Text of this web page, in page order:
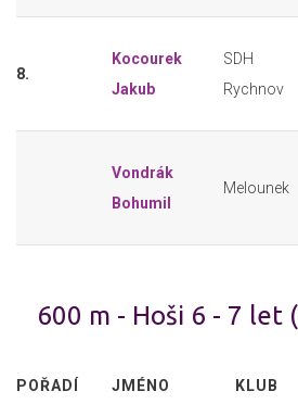
8.
Kocourek
Jakub
SDH
Rychnov
Vondrák
Bohumil
Melounek
600 m - Hoši 6 - 7 let
POŘADÍ JMÉNO KLUB